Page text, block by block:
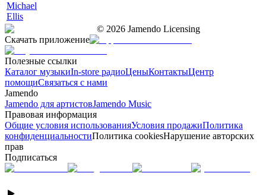
Michael
Ellis
© 2026 Jamendo Licensing
Скачать приложение
Полезные ссылки
Каталог музыкиIn-store радиоЦеныКонтактыЦентр
помощиСвязаться с нами
Jamendo
Jamendo для артистовJamendo Music
Правовая информация
Общие условия использованияУсловия продажиПолитика
конфиденциальностиПолитика cookiesНарушение авторских
прав
Подписаться